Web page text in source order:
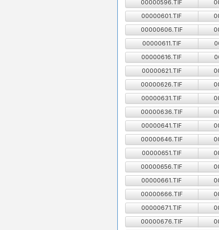
00000596.TIF
00000601.TIF
00000606.TIF
00000611.TIF
00000616.TIF
00000621.TIF
00000626.TIF
00000631.TIF
00000636.TIF
00000641.TIF
00000646.TIF
00000651.TIF
00000656.TIF
00000661.TIF
00000666.TIF
00000671.TIF
00000676.TIF